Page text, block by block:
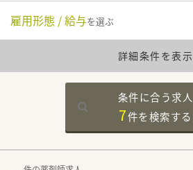
雇用形態 / 給与を選ぶ
詳細条件を表示
条件に合う求人
7件を検索する